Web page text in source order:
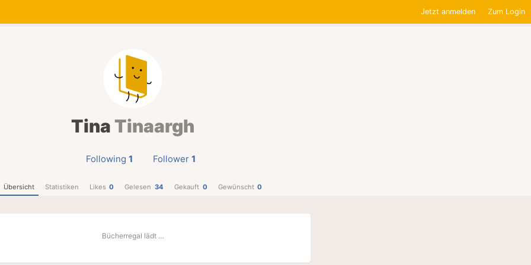
Jetzt anmelden Zum Login
Tina Tinaargh
Following 1 Follower 1
Übersicht Statistiken Likes 0 Gelesen 34 Gekauft 0 Gewünscht 0
Bücherregal lädt …